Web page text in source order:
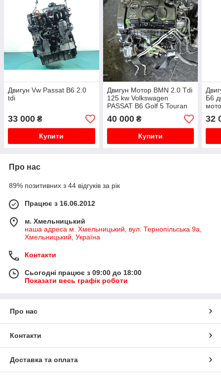
Двигун Vw Passat B6 2.0
tdi
33 000 ₴
Купити
Двигун Мотор BMN 2.0 Tdi
125 kw Volkswagen
PASSAT B6 Golf 5 Touran
Sko
40 000₴
Купити
Б6
32
Про нас
89% позитивних з 44 відгуків за рік
Працює з 16.06.2012
м. Хмельницький
наша адреса м. Хмельницький, вул. Тернопільська 9а,
Хмельницький, Україна
Контакти
Сьогодні працює з 09:00 до 18:00
Показати весь графік роботи
Про нас
Контакти
Доставка та оплата